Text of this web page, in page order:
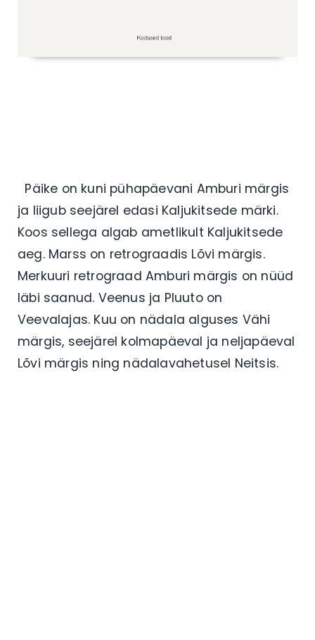
Päike on kuni pühapäevani Amburi märgis
ja liigub seejärel edasi Kaljukitsede märki.
Koos sellega algab ametlikult Kaljukitsede
aeg. Marss on retrograadis Lõvi märgis.
Merkuuri retrograad Amburi märgis on nüüd
läbi saanud. Veenus ja Pluuto on
Veevalajas. Kuu on nädala alguses Vähi
märgis, seejärel kolmapäeval ja neljapäeval
Lõvi märgis ning nädalavahetusel Neitsis.